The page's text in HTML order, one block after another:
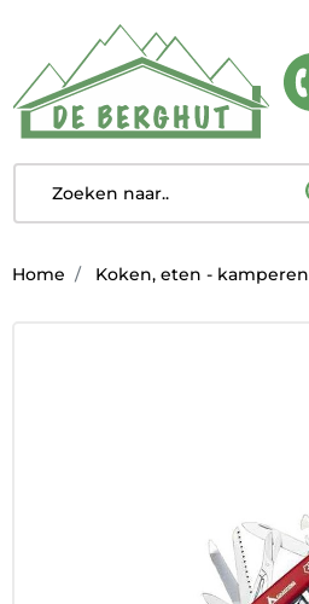
Home Koken, eten - kamperen